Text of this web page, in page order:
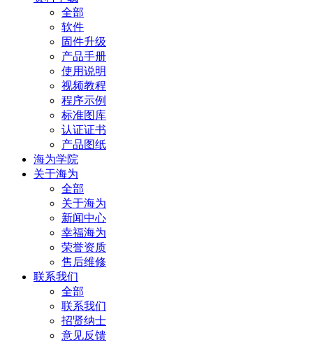
全部
软件
固件升级
产品手册
使用说明
视频教程
程序示例
标准图库
认证证书
产品图纸
海为学院
关于海为
全部
关于海为
新闻中心
幸福海为
荣誉资质
售后维修
联系我们
全部
联系我们
招贤纳士
意见反馈